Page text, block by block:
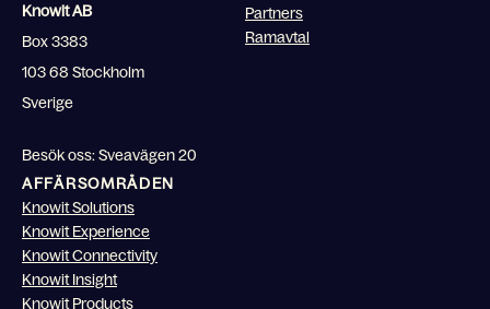
Knowit AB
Box 3383
103 68 Stockholm
Sverige
Besök oss: Sveavägen 20
Partners
Ramavtal
AFFÄRSOMRÅDEN
Knowit Solutions
Knowit Experience
Knowit Connectivity
Knowit Insight
Knowit Products